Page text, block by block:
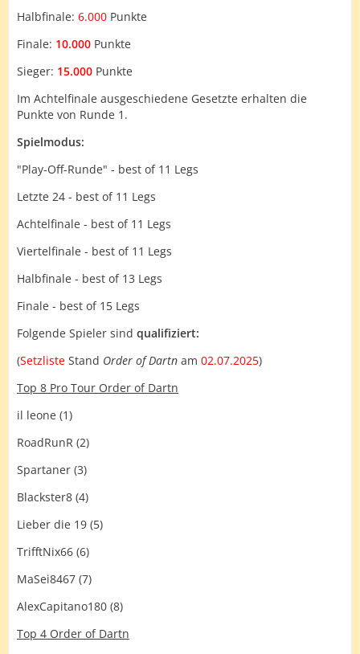
Halbfinale: 6.000 Punkte
Finale: 10.000 Punkte
Sieger: 15.000 Punkte
Im Achtelfinale ausgeschiedene Gesetzte erhalten die
Punkte von Runde 1.
Spielmodus:
"Play-Off-Runde" - best of 11 Legs
Letzte 24 - best of 11 Legs
Achtelfinale - best of 11 Legs
Viertelfinale - best of 11 Legs
Halbfinale - best of 13 Legs
Finale - best of 15 Legs
Folgende Spieler sind qualifiziert:
(Setzliste Stand Order of Dartn am 02.07.2025)
Top 8 Pro Tour Order of Dartn
il leone (1)
RoadRunR (2)
Spartaner (3)
Blackster8 (4)
Lieber die 19 (5)
TrifftNix66 (6)
MaSei8467 (7)
AlexCapitano180 (8)
Top 4 Order of Dartn